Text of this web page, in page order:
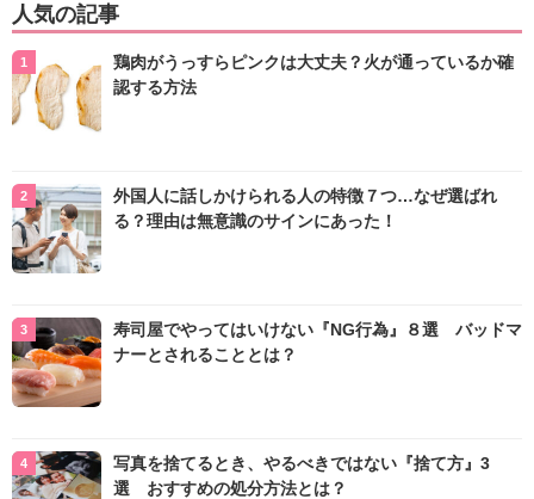
人気の記事
鶏肉がうっすらピンクは大丈夫？火が通っているか確
認する方法
外国人に話しかけられる人の特徴７つ…なぜ選ばれ
る？理由は無意識のサインにあった！
寿司屋でやってはいけない『NG行為』８選 バッドマ
ナーとされることとは？
写真を捨てるとき、やるべきではない『捨て方』3
選 おすすめの処分方法とは？